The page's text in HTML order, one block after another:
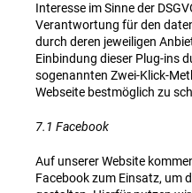
Interesse im Sinne der
Verantwortung für den
durch deren jeweiligen
Einbindung dieser Plug-ins
sogenannten Zwei-Klick-
Webseite bestmöglich zu
7.1 Facebook
Auf unserer Website
Facebook zum Einsatz, um